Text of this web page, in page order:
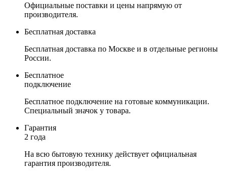
Официальные поставки и цены напрямую от
производителя.
Бесплатная доставка
Бесплатная доставка по Москве и в отдельные регионы
России.
Бесплатное
подключение
Бесплатное подключение на готовые коммуникации.
Специальный значок у товара.
Гарантия
2 года
На всю бытовую технику действует официальная
гарантия производителя.